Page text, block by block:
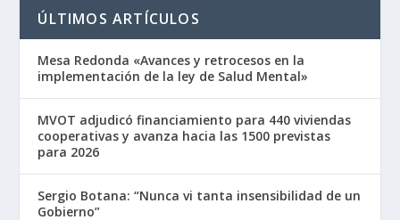
ÚLTIMOS ARTÍCULOS
Mesa Redonda «Avances y retrocesos en la
implementación de la ley de Salud Mental»
MVOT adjudicó financiamiento para 440 viviendas
cooperativas y avanza hacia las 1500 previstas
para 2026
Sergio Botana: “Nunca vi tanta insensibilidad de un
Gobierno”